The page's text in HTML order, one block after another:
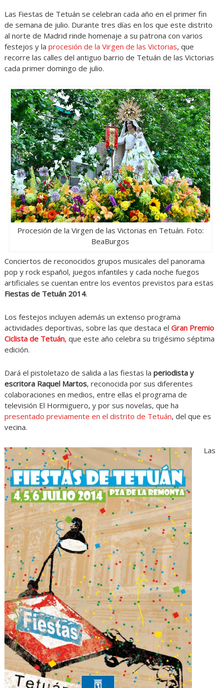
Las Fiestas de Tetuán se celebran cada año en el primer fin
de semana de julio. Durante tres días en los que este distrito
al norte de Madrid rinde homenaje a su patrona con varios
festejos y la procesión de la Virgen de las Victorias, que
recorre las calles del antiguo barrio de Tetuán de las Victorias
cada primer domingo de julio.
Procesión de la Virgen de las Victorias en Tetuán. Foto:
BeaBurgos
Conciertos de reconocidos grupos musicales del panorama
pop y rock español, juegos infantiles y cada noche fuegos
artificiales se cuentan entre los eventos previstos para estas
Fiestas de Tetuán 2014.
Los festejos incluyen además un extenso programa
actividades deportivas, sobre las que destaca el Gran Premio
Ciclista de Tetuán, que este año celebra su trigésimo séptima
edición.
Dará el pistoletazo de salida a las fiestas la periodista y
escritora Raquel Martos, reconocida por sus diferentes
colaboraciones en medios, entre ellas el programa de
televisión El Hormiguero, y por sus novelas, que ha
presentado previamente en el distrito de Tetuán, del que es
vecina.
Las